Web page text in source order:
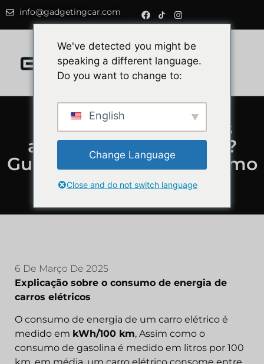
info@gadgetingcar.com
Quanto consomem os
automóveis eléctricos?
Guia completo de consumo
e custos reais
6 De Março De 2025
Explicação sobre o consumo de energia de
carros elétricos
O consumo de energia de um carro elétrico é
medido em kWh/100 km, Assim como o
consumo de gasolina é medido em litros por 100
We've detected you might be
speaking a different language.
Do you want to change to:
English
Change Language
Close and do not switch language